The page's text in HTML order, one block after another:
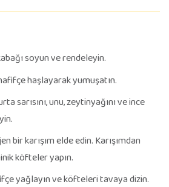
soyun ve rendeleyin.
haşlayarak yumuşatın.
sarısını, unu, zeytinyağını ve ince
bir karışım elde edin. Karışımdan
köfteler yapın.
yağlayın ve köfteleri tavaya dizin.